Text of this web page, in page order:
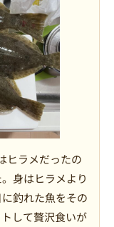
ヒラメだったの
身はヒラメより
釣れた魚をその
して贅沢食いが